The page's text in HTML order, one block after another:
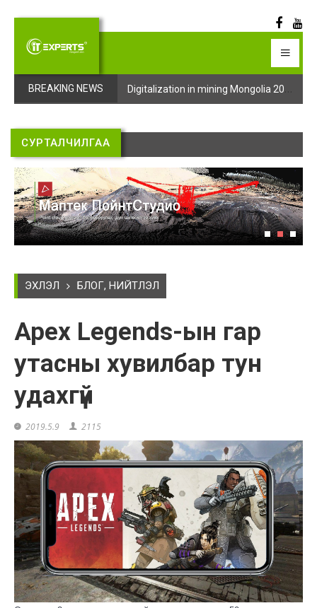
BREAKING NEWS
Digitalization in mining Mongolia 2025 арга хэмжээний бүртгэл эхэллээ Digitalization in mining Mongolia 2025 арга хэмжээний бүртгэл эхэллээ
СУРТАЛЧИЛГАА
ЭХЛЭЛ БЛОГ, НИЙТЛЭЛ
Apex Legends-ын гар
утасны хувилбар тун
удахгүй
2019.5.9 2115